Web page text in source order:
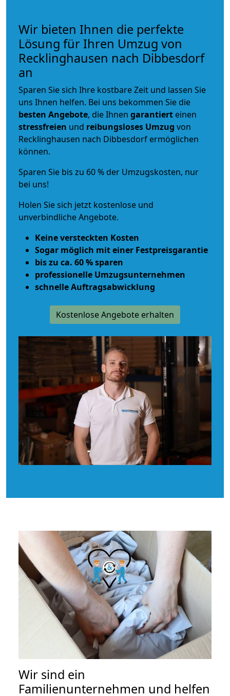
Wir bieten Ihnen die perfekte
Lösung für Ihren Umzug von
Recklinghausen nach Dibbesdorf
an
Sparen Sie sich Ihre kostbare Zeit und lassen Sie
uns Ihnen helfen. Bei uns bekommen Sie die
besten Angebote, die Ihnen garantiert einen
stressfreien und reibungsloses Umzug von
Recklinghausen nach Dibbesdorf ermöglichen
können.
Sparen Sie bis zu 60 % der Umzugskosten, nur
bei uns!
Holen Sie sich jetzt kostenlose und
unverbindliche Angebote.
Keine versteckten Kosten
Sogar möglich mit einer Festpreisgarantie
bis zu ca. 60 % sparen
professionelle Umzugsunternehmen
schnelle Auftragsabwicklung
Kostenlose Angebote erhalten
Wir sind ein
Familienunternehmen und helfen